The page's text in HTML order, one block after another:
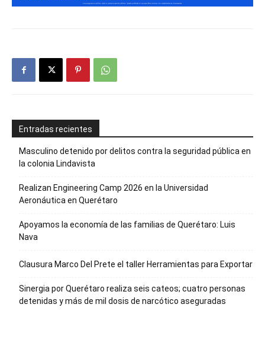
Entradas recientes
Masculino detenido por delitos contra la seguridad pública en
la colonia Lindavista
Realizan Engineering Camp 2026 en la Universidad
Aeronáutica en Querétaro
Apoyamos la economía de las familias de Querétaro: Luis
Nava
Clausura Marco Del Prete el taller Herramientas para Exportar
Sinergia por Querétaro realiza seis cateos; cuatro personas
detenidas y más de mil dosis de narcótico aseguradas